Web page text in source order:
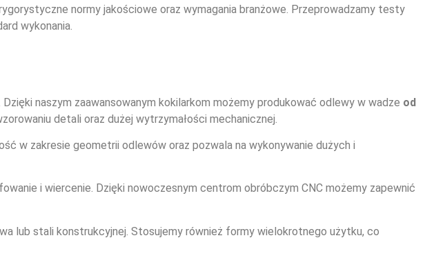
normy jakościowe oraz wymagania branżowe. Przeprowadzamy testy
wykonania.
naszym zaawansowanym kokilarkom możemy produkować odlewy w wadze od
detali oraz dużej wytrzymałości mechanicznej.
w zakresie geometrii odlewów oraz pozwala na wykonywanie dużych i
i wiercenie. Dzięki nowoczesnym centrom obróbczym CNC możemy zapewnić
lub stali konstrukcyjnej. Stosujemy również formy wielokrotnego użytku, co